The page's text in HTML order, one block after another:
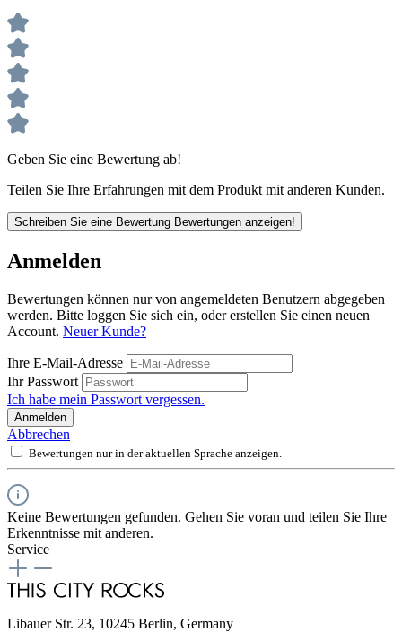
Geben Sie eine Bewertung ab!
Teilen Sie Ihre Erfahrungen mit dem Produkt mit anderen Kunden.
Schreiben Sie eine Bewertung Bewertungen anzeigen!
Anmelden
Bewertungen können nur von angemeldeten Benutzern abgegeben
werden. Bitte loggen Sie sich ein, oder erstellen Sie einen neuen
Account. Neuer Kunde?
Ihre E-Mail-Adresse
Ihr Passwort
Ich habe mein Passwort vergessen.
Anmelden
Abbrechen
Bewertungen nur in der aktuellen Sprache anzeigen.
Keine Bewertungen gefunden. Gehen Sie voran und teilen Sie Ihre
Erkenntnisse mit anderen.
Service
Libauer Str. 23, 10245 Berlin, Germany